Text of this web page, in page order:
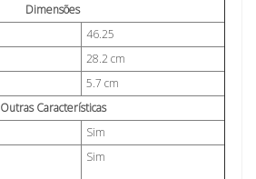
Dimensões
46.25
28.2 cm
5.7 cm
Outras Características
Sim
Sim